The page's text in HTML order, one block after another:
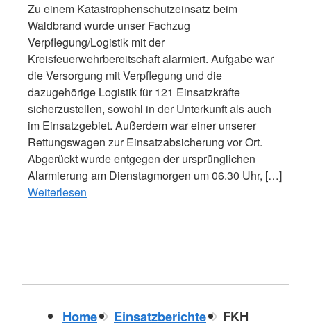
Zu einem Katastrophenschutzeinsatz beim
Waldbrand wurde unser Fachzug
Verpflegung/Logistik mit der
Kreisfeuerwehrbereitschaft alarmiert. Aufgabe war
die Versorgung mit Verpflegung und die
dazugehörige Logistik für 121 Einsatzkräfte
sicherzustellen, sowohl in der Unterkunft als auch
im Einsatzgebiet. Außerdem war einer unserer
Rettungswagen zur Einsatzabsicherung vor Ort.
Abgerückt wurde entgegen der ursprünglichen
Alarmierung am Dienstagmorgen um 06.30 Uhr, […]
Weiterlesen
Home Einsatzberichte FKH